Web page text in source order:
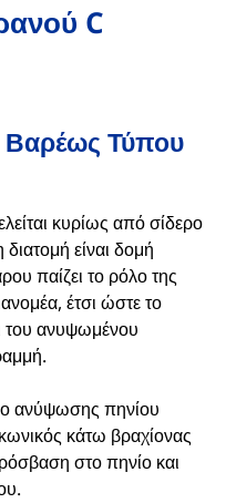
C
Βαρέως Τύπου
κυρίως από σίδερο
είναι δομή
παίζει το ρόλο της
έτσι ώστε το
του ανυψωμένου
ανύψωσης πηνίου
κάτω βραχίονας
στο πηνίο και